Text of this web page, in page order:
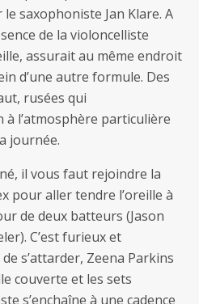
saxophoniste Jan Klare. A
de la violoncelliste
assurait au même endroit
d’une autre formule. Des
rusées qui
à l’atmosphère particulière
journée.
il vous faut rejoindre la
pour aller tendre l’oreille à
de deux batteurs (Jason
C’est furieux et
s’attarder, Zeena Parkins
couverte et les sets
s’enchaîne à une cadence